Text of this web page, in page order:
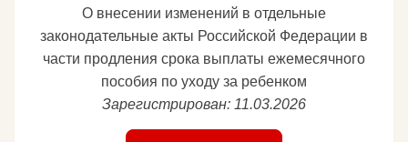
О внесении изменений в отдельные
законодательные акты Российской Федерации в
части продления срока выплаты ежемесячного
пособия по уходу за ребенком
Зарегистрирован: 11.03.2026